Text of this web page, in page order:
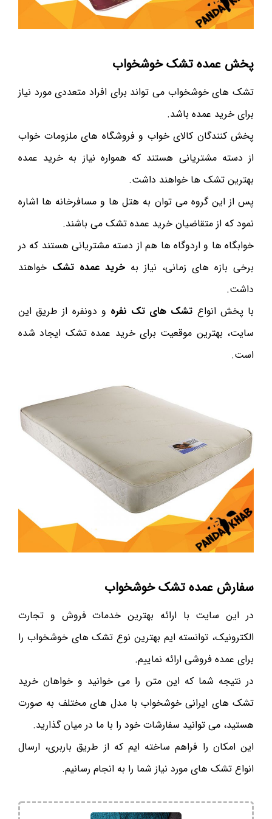
پخش عمده تشک خوشخواب
تشک های خوشخواب می تواند برای افراد متعددی مورد نیاز
برای خرید عمده باشد.
پخش کنندگان کالای خواب و فروشگاه های ملزومات خواب
از دسته مشتریانی هستند که همواره نیاز به خرید عمده
بهترین تشک ها خواهند داشت.
پس از این گروه می توان به هتل ها و مسافرخانه ها اشاره
نمود که از متقاضیان خرید عمده تشک می باشند.
خوابگاه ها و اردوگاه ها هم از دسته مشتریانی هستند که در
برخی بازه های زمانی، نیاز به خرید عمده تشک خواهند
داشت.
با پخش انواع تشک های تک نفره و دونفره از طریق این
سایت، بهترین موقعیت برای خرید عمده تشک ایجاد شده
است.
سفارش عمده تشک خوشخواب
در این سایت با ارائه بهترین خدمات فروش و تجارت
الکترونیک، توانسته ایم بهترین نوع تشک های خوشخواب را
برای عمده فروشی ارائه نماییم.
در نتیجه شما که این متن را می خوانید و خواهان خرید
تشک های ایرانی خوشخواب با مدل های مختلف به صورت
هستید، می توانید سفارشات خود را با ما در میان گذارید.
این امکان را فراهم ساخته ایم که از طریق باربری، ارسال
انواع تشک های مورد نیاز شما را به انجام رسانیم.